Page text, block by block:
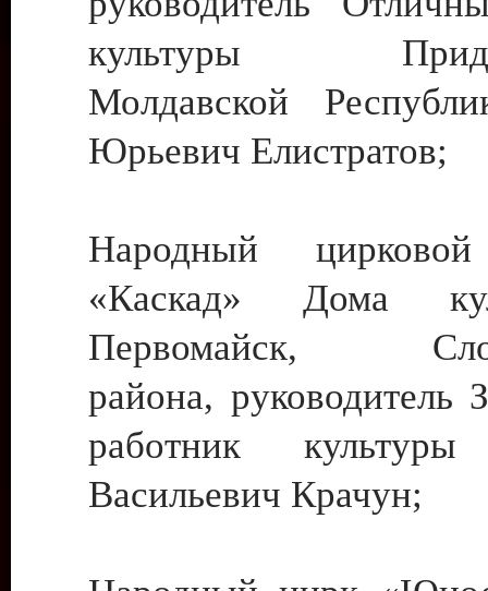
культуры
Молдавской
Юрьевич Елистратов;
Народный цирковой
«Каскад» Дома
Первомайск,
района, руководитель
работник культуры
Васильевич Крачун;